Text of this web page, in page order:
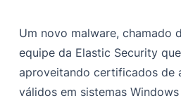
para evitar a detecção
Primeiro estágio da infecção
Segundo estágio da infecção
Um novo malware, chamado
equipe da Elastic Security
aproveitando certificados de
válidos em sistemas